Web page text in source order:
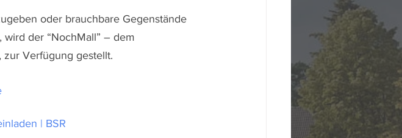
oder brauchbare Gegenstände
der “NochMall” – dem
zur Verfügung gestellt.
| BSR